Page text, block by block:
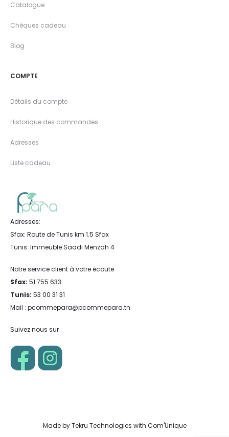
Catalogue
Chèques cadeau
Blog
COMPTE
Détails du compte
Historique des commandes
Adresses
Liste cadeau
Adresses:
Sfax: Route de Tunis km 1.5 Sfax
Tunis: Immeuble Saadi Menzah 4
Notre service client à votre écoute
Sfax: 51 755 633
Tunis: 53 00 31 31
Mail : pcommepara@pcommepara.tn
Suivez nous sur
Made byTekru Technologies with Com'Unique